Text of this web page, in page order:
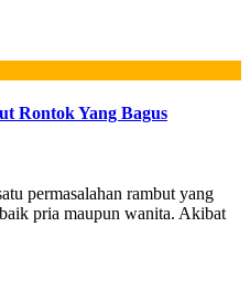
Rontok Yang Bagus
permasalahan rambut yang
pria maupun wanita. Akibat